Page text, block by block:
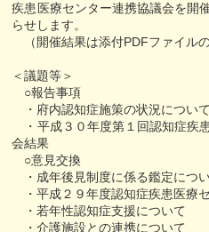
疾患医療センター連携協議会を開
らせします。
（開催結果は添付PDFファイル
＜議題等＞
○報告事項
・府内認知症施策の状況について
・平成３０年度第１回認知症疾
会結果
○意見交換
・成年後見制度に係る鑑定につ
・平成２９年度認知症疾患医療
・若年性認知症支援について
・介護施設との連携について